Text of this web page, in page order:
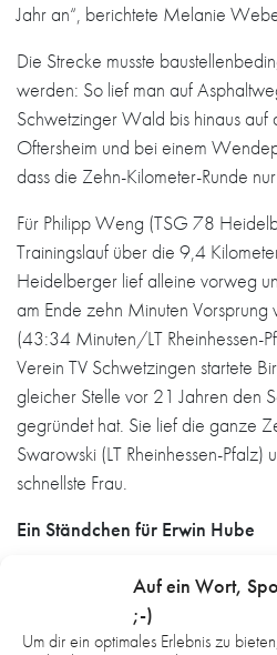
Auf ein Wort,
;-)
Um dir ein optimales Erlebnis zu
Jahr an“, berichtete Melanie
Die Strecke musste
werden: So lief man auf
Schwetzinger Wald bis hinaus auf
Oftersheim und bei einem
dass die Zehn-Kilometer-Runde
Für Philipp Weng (TSG 78
Trainingslauf über die 9,4
Heidelberger lief alleine vorweg
am Ende zehn Minuten Vorsprung
(43:34 Minuten/LT Rheinhessen-
Verein TV Schwetzingen startete
gleicher Stelle vor 21 Jahren den
gegründet hat. Sie lief die ganze
Swarowski (LT Rheinhessen-
schnellste Frau.
Ein Ständchen für Erwin Hube
Kaum war er im Ziel, gab es ein
Denn zwei Tage zuvor war der
Noch „etwas müde vom Feiern“